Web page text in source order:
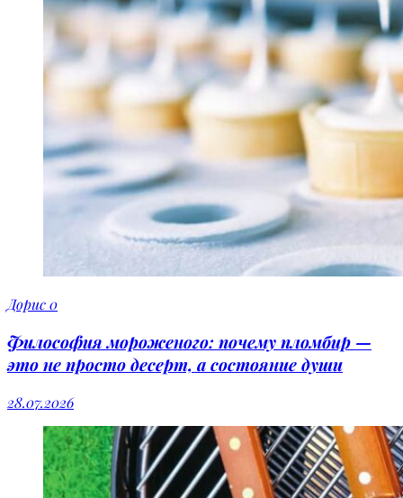
Дорис0
Философия мороженого: почему пломбир —
это не просто десерт, а состояние души
28.07.2026